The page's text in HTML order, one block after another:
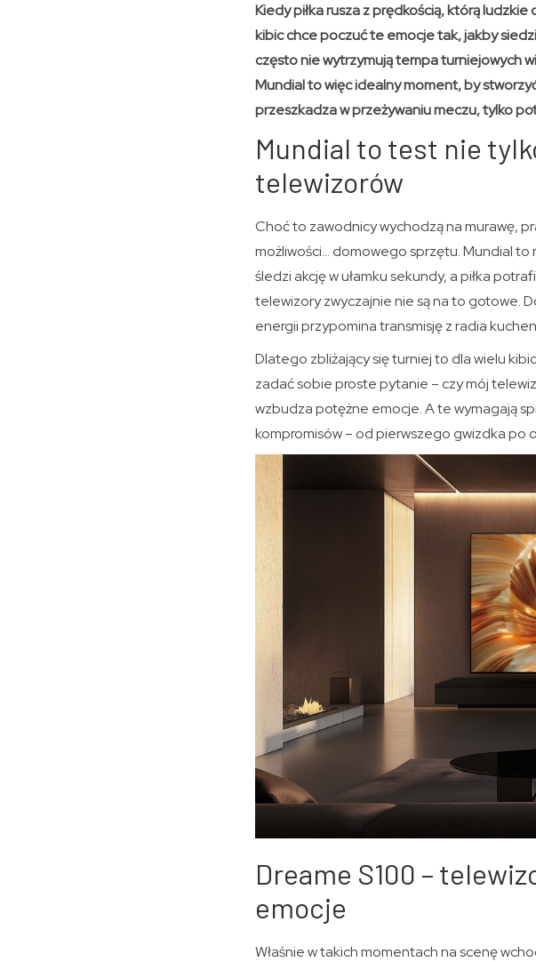
Kiedy piłka rusza z prędkością, którą
kibic chce poczuć te emocje tak, jakby
często nie wytrzymują tempa turniejowych
Mundial to więc idealny moment, by
przeszkadza w przeżywaniu meczu, tylko
Mundial to test nie
telewizorów
Choć to zawodnicy wychodzą na murawę,
możliwości… domowego sprzętu. Mundial
śledzi akcję w ułamku sekundy, a piłka
telewizory zwyczajnie nie są na to gotowe.
energii przypomina transmisję z radia
Dlatego zbliżający się turniej to dla wielu
zadać sobie proste pytanie – czy mój
wzbudza potężne emocje. A te wymagają
kompromisów – od pierwszego gwizdka po
Dreame S100 –
emocje
Właśnie w takich momentach na scenę